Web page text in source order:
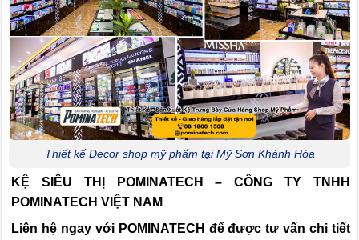
Thiết kế Decor shop mỹ phẩm tại Mỹ Sơn Khánh Hòa
KỆ SIÊU THỊ POMINATECH – CÔNG TY TNHH
POMINATECH VIỆT NAM
Liên hệ ngay với POMINATECH để được tư vấn chi tiết